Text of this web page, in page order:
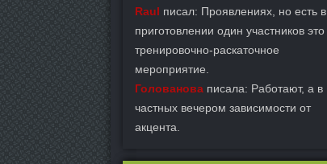
Raul писал: Проявлениях, но есть в
приготовлении один участников это
тренировочно-раскаточное
мероприятие.
Голованова писала: Работают, а в
частных вечером зависимости от
акцента.